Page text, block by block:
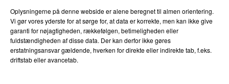
Oplysningerne på denne webside er alene beregnet til almen orientering.
Vi gør vores yderste for at sørge for, at data er korrekte, men kan ikke give
garanti for nøjagtigheden, rækkefølgen, betimeligheden eller
fuldstændigheden af disse data. Der kan derfor ikke gøres
erstatningsansvar gældende, hverken for direkte eller indirekte tab, f.eks.
driftstab eller avancetab.